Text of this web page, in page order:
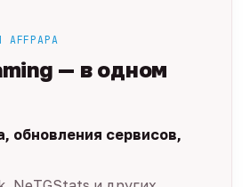
AFFPAPA
— в одном
обновления сервисов,